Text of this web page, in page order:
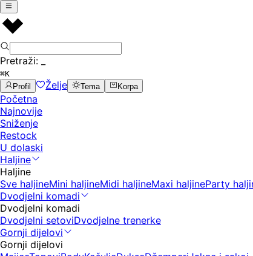
Pretraži:
⌘K
Profil
Želje Tema Korpa
Početna
Najnovije
Sniženje
Restock
U dolaski
Haljine
Haljine
Sve haljineMini haljineMidi haljineMaxi haljineParty
Dvodjelni komadi
Dvodjelni komadi
Dvodjelni setoviDvodjelne trenerke
Gornji dijelovi
Gornji dijelovi